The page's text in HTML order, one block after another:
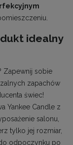
idealny
Zapewnij sobie
zapachów
świec!
Yankee Candle z
salonu,
tylko jej rozmiar,
odpoczynku po